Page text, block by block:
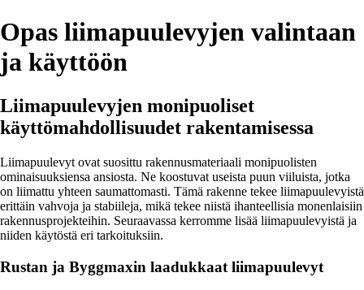
Opas liimapuulevyjen valintaan
ja käyttöön
Liimapuulevyjen monipuoliset
käyttömahdollisuudet rakentamisessa
Liimapuulevyt ovat suosittu rakennusmateriaali monipuolisten
ominaisuuksiensa ansiosta. Ne koostuvat useista puun viiluista, jotka
on liimattu yhteen saumattomasti. Tämä rakenne tekee liimapuulevyistä
erittäin vahvoja ja stabiileja, mikä tekee niistä ihanteellisia monenlaisiin
rakennusprojekteihin. Seuraavassa kerromme lisää liimapuulevyistä ja
niiden käytöstä eri tarkoituksiin.
Rustan ja Byggmaxin laadukkaat liimapuulevyt